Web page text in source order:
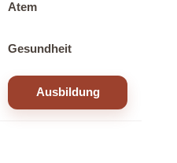
Atem
Gesundheit
Ausbildung